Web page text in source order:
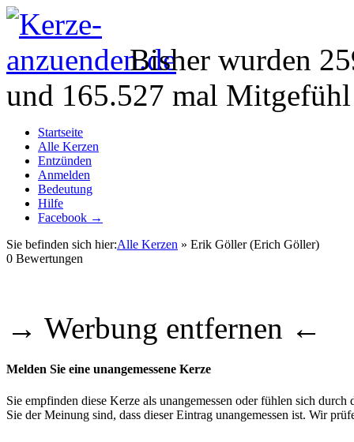
Bisher wurden
und 165.527 mal
Startseite
Alle Kerzen
Entzünden
Anmelden
Bedeutung
Hilfe
Facebook →
Sie befinden sich hier:Alle Kerzen » Erik Göller (Erich Göller)
0 Bewertungen
→ Werbung entfernen ←
Melden Sie eine unangemessene Kerze
Sie empfinden diese Kerze als unangemessen oder fühlen sich
Sie der Meinung sind, dass dieser Eintrag unangemessen ist. Wir